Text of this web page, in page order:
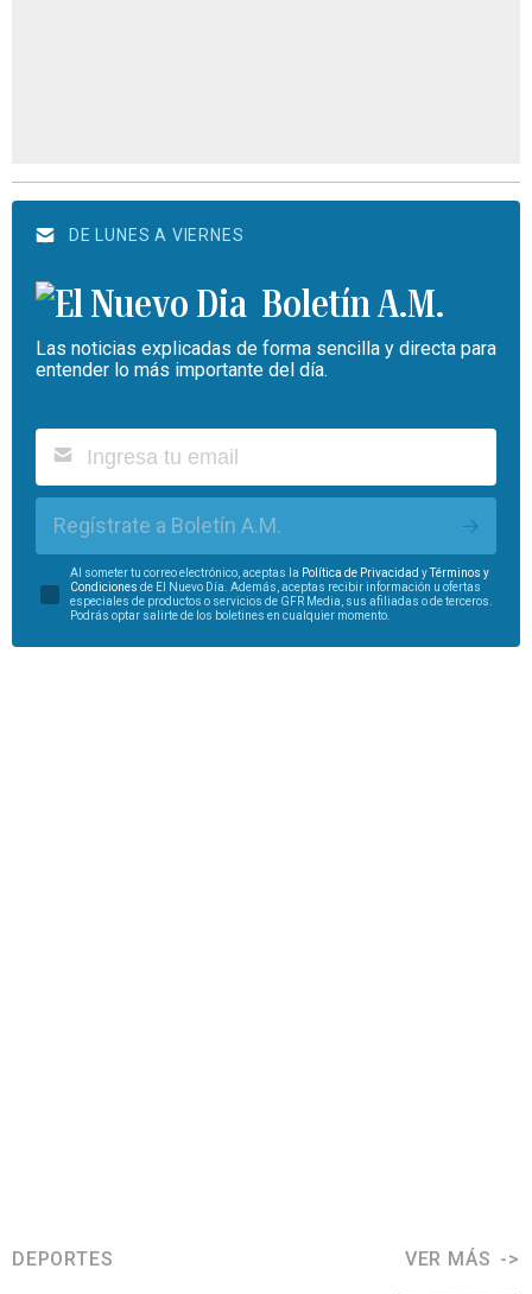
DE LUNES A VIERNES
Boletín A.M.
Las noticias explicadas de forma sencilla y directa para
entender lo más importante del día.
Regístrate a Boletín A.M.
Al someter tu correo electrónico, aceptas la Política de Privacidad yTérminos y
Condiciones de El Nuevo Día. Además, aceptas recibir información u ofertas
especiales de productos o servicios de GFR Media, sus afiliadas o de terceros.
Podrás optar salirte de los boletines en cualquier momento.
DEPORTES VER MÁS